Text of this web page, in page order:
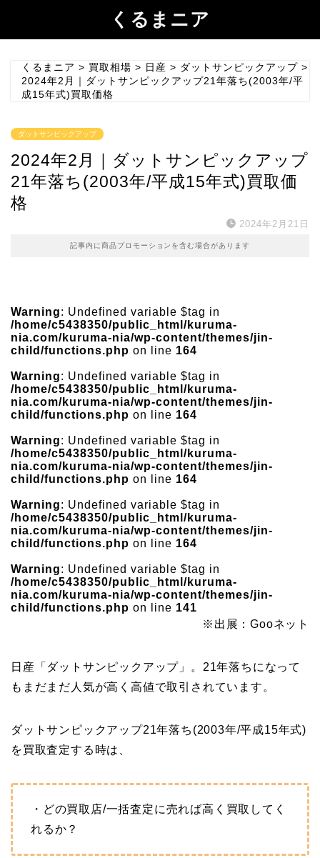
くるまニア
くるまニア > 買取相場 > 日産 > ダットサンピックアップ >
2024年2月｜ダットサンピックアップ21年落ち(2003年/平
成15年式)買取価格
ダットサンピックアップ
2024年2月｜ダットサンピックアップ
21年落ち(2003年/平成15年式)買取価
格
2024年2月21日
記事内に商品プロモーションを含む場合があります
Warning: Undefined variable $tag in
/home/c5438350/public_html/kuruma-
nia.com/kuruma-nia/wp-content/themes/jin-
child/functions.php on line 164
Warning: Undefined variable $tag in
/home/c5438350/public_html/kuruma-
nia.com/kuruma-nia/wp-content/themes/jin-
child/functions.php on line 164
Warning: Undefined variable $tag in
/home/c5438350/public_html/kuruma-
nia.com/kuruma-nia/wp-content/themes/jin-
child/functions.php on line 164
Warning: Undefined variable $tag in
/home/c5438350/public_html/kuruma-
nia.com/kuruma-nia/wp-content/themes/jin-
child/functions.php on line 164
Warning: Undefined variable $tag in
/home/c5438350/public_html/kuruma-
nia.com/kuruma-nia/wp-content/themes/jin-
child/functions.php on line 141
※出展：Gooネット
日産「ダットサンピックアップ」。21年落ちになって
もまだまだ人気が高く高値で取引されています。
ダットサンピックアップ21年落ち(2003年/平成15年式)
を買取査定する時は、
・どの買取店/一括査定に売れば高く買取してく
れるか？